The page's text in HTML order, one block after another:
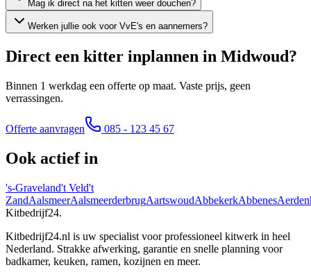
Mag ik direct na het kitten weer douchen?
Werken jullie ook voor VvE's en aannemers?
Direct een kitter inplannen in Midwoud?
Binnen 1 werkdag een offerte op maat. Vaste prijs, geen
verrassingen.
Offerte aanvragen 085 - 123 45 67
Ook actief in
's-Graveland't Veld't
ZandAalsmeerAalsmeerderbrugAartswoudAbbekerkAbbenes
Kitbedrijf24.
Kitbedrijf24.nl is uw specialist voor professioneel kitwerk in heel
Nederland. Strakke afwerking, garantie en snelle planning voor
badkamer, keuken, ramen, kozijnen en meer.